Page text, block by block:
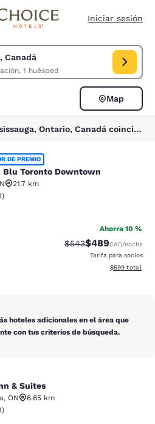
Iniciar sesión
Canadá
1 habitación, 1 huésped
Ontario, Canadá. Fecha de
Map
1 de hoteles cerca de Mississauga, Ontario, Canadá coinciden con tus filtros
Downtown
DE PREMIO
Blu Toronto Downtown
21.7 km
de 4.21 estrellas. Excelente. 1043 reseñas
)
Ahorra 10 %
Precio tachado:
$543Precio con
$489CAD/noche
Tarifa para socios
Ver detalles
$599 total
hoteles adicionales en el área que
con tus criterios de búsqueda.
& Suites
, ON
6.65 km
3.41 estrellas. Bueno. 2491 reseñas
)